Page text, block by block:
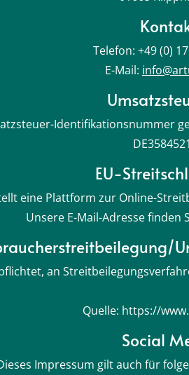
Telefon: +49 (0)
E-Mail:
Identifikationsnummer
EU-
eine Plattform zur Online-
Unsere E-Mail-Adresse finden
an
Quelle: https://
Social
Impressum gilt auch für